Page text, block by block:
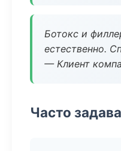
Ботокс и
естественно.
— Клиент
Часто